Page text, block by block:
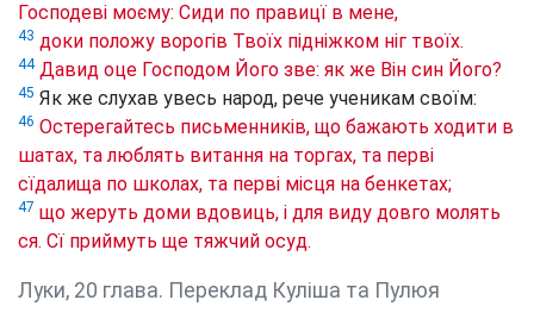
Господеві моєму: Сиди по правицї в мене,
43 доки положу ворогів Твоїх підніжком ніг твоїх.
44 Давид оце Господом Його зве: як же Він син Його?
45 Як же слухав увесь народ, рече ученикам своїм:
46 Остерегайтесь письменників, що бажають ходити в
шатах, та люблять витання на торгах, та перві
сїдалища по школах, та перві місця на бенкетах;
47 що жеруть доми вдовиць, і для виду довго молять
ся. Сї приймуть ще тяжчий осуд.
Луки, 20 глава. Переклад Куліша та Пулюя